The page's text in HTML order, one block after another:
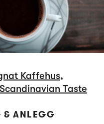
Kaffehus,
Taste
ANLEGG